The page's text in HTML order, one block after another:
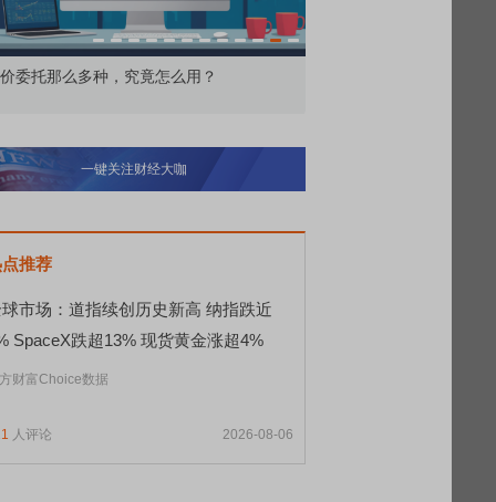
委托那么多种，究竟怎么用？
一键关注财经大咖
推荐
市场：道指续创历史新高 纳指跌近
SpaceX跌超13% 现货黄金涨超4%
财富Choice数据
人评论 2026-08-06